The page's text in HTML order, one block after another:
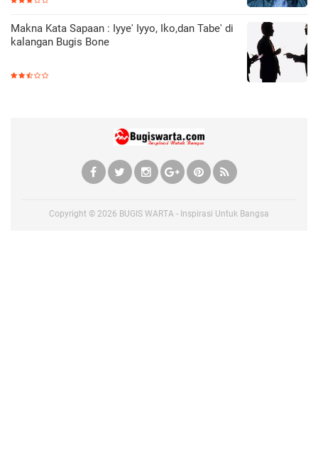
Makna Kata Sapaan : Iyye' Iyyo, Iko,dan Tabe' di
kalangan Bugis Bone
Copyright © 2026 BUGIS WARTA - Inspirasi Untuk Bangsa